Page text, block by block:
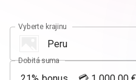
Vyberte krajinu
Dobitá suma